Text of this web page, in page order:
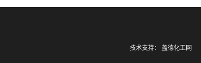
技术支持： 盖德化工网